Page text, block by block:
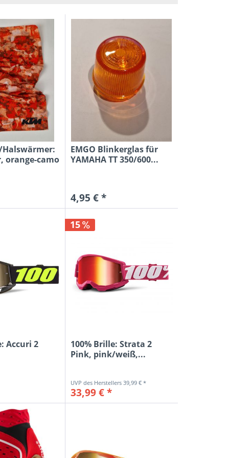
BULL
Halswärmer:
orange-camo
EMGO Blinkerglas für
YAMAHA TT 350/600...
4,95 € *
Accuri 2
15
100% Brille: Strata 2
Pink, pink/weiß,...
39,99 € *
33,99 € *